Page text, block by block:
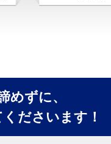
めずに、
ださいます！